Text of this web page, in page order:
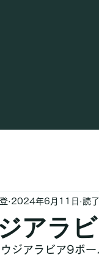
アラ
2024年6月11日 読
ジアラビア9ボー